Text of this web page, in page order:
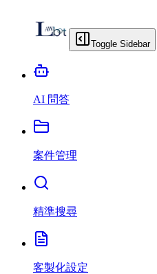
Toggle Sidebar
AI 問答
案件管理
精準搜尋
客製化設定